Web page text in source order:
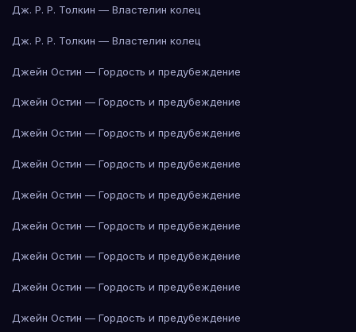
Дж. Р. Р. Толкин — Властелин колец
Дж. Р. Р. Толкин — Властелин колец
Джейн Остин — Гордость и предубеждение
Джейн Остин — Гордость и предубеждение
Джейн Остин — Гордость и предубеждение
Джейн Остин — Гордость и предубеждение
Джейн Остин — Гордость и предубеждение
Джейн Остин — Гордость и предубеждение
Джейн Остин — Гордость и предубеждение
Джейн Остин — Гордость и предубеждение
Джейн Остин — Гордость и предубеждение